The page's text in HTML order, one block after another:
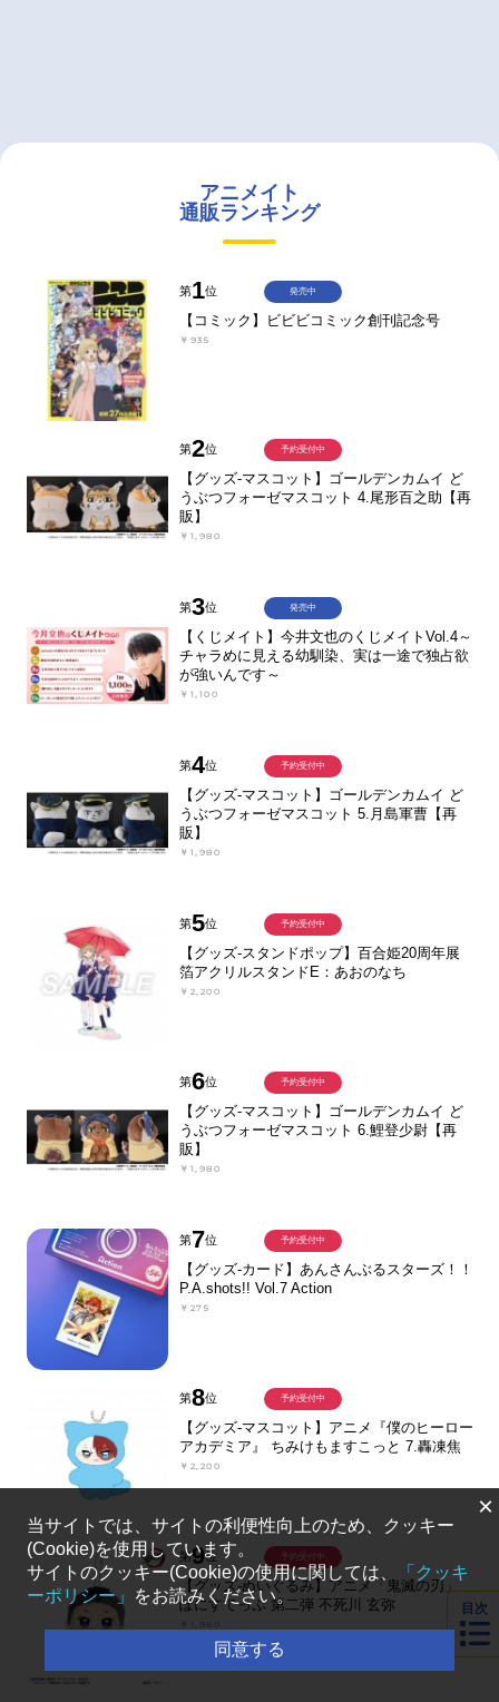
アニメイト
通販ランキング
第1位
【コミック】ビビビコミック創刊記念号
￥935
発売中
第2位
【グッズ-マスコット】ゴールデンカムイ ど
うぶつフォーゼマスコット 4.尾形百之助【再
販】
￥1,980
予約受付中
第3位
【くじメイト】今井文也のくじメイトVol.4～
チャラめに見える幼馴染、実は一途で独占欲
が強いんです～
￥1,100
発売中
第4位
【グッズ-マスコット】ゴールデンカムイ ど
うぶつフォーゼマスコット 5.月島軍曹【再
販】
￥1,980
予約受付中
第5位
【グッズ-スタンドポップ】百合姫20周年展
箔アクリルスタンドE：あおのなち
￥2,200
予約受付中
第6位
【グッズ-マスコット】ゴールデンカムイ ど
うぶつフォーゼマスコット 6.鯉登少尉【再
販】
￥1,980
予約受付中
第7位
【グッズ-カード】あんさんぶるスターズ！！
P.A.shots!! Vol.7 Action
￥275
予約受付中
第8位
【グッズ-マスコット】アニメ『僕のヒーロー
アカデミア』 ちみけもますこっと 7.轟凍焦
￥2,200
予約受付中
第9位
【グッズ-ぬいぐるみ】アニメ「鬼滅の刃」
ぽにすてっぷ 第二弾 不死川 玄弥
予約受付中
目次
×
当サイトでは、サイトの利便性向上のため、クッキー
(Cookie)を使用しています。
サイトのクッキー(Cookie)の使用に関しては、
「クッキ
ーポリシー」
をお読みください。
同意する